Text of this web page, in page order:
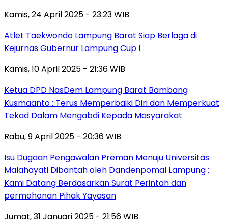
Kamis, 24 April 2025 - 23:23 WIB
Atlet Taekwondo Lampung Barat Siap Berlaga di
Kejurnas Gubernur Lampung Cup I
Kamis, 10 April 2025 - 21:36 WIB
Ketua DPD NasDem Lampung Barat Bambang
Kusmaanto : Terus Memperbaiki Diri dan Memperkuat
Tekad Dalam Mengabdi Kepada Masyarakat
Rabu, 9 April 2025 - 20:36 WIB
Isu Dugaan Pengawalan Preman Menuju Universitas
Malahayati Dibantah oleh Dandenpomal Lampung :
Kami Datang Berdasarkan Surat Perintah dan
permohonan Pihak Yayasan
Jumat, 31 Januari 2025 - 21:56 WIB